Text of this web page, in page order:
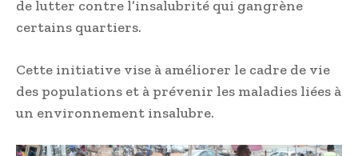
de lutter contre l’insalubrité qui gangrène
certains quartiers.
Cette initiative vise à améliorer le cadre de vie
des populations et à prévenir les maladies liées à
un environnement insalubre.